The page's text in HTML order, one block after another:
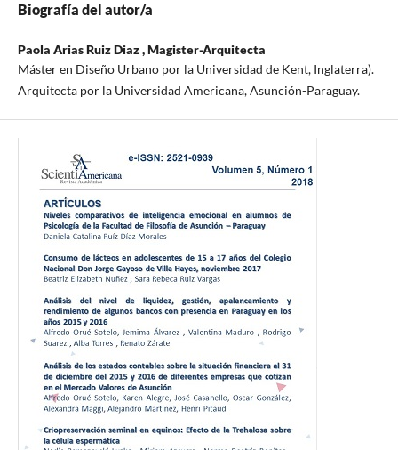
Biografía del autor/a
Paola Arias Ruiz Diaz ,Magister-Arquitecta
Máster en Diseño Urbano por la Universidad de Kent, Inglaterra).
Arquitecta por la Universidad Americana, Asunción-Paraguay.